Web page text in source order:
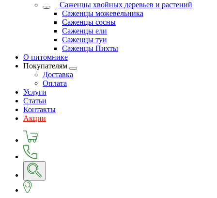
Саженцы хвойных деревьев и растений
Саженцы можевельника
Саженцы сосны
Саженцы ели
Саженцы туи
Саженцы Пихты
О питомнике
Покупателям
Доставка
Оплата
Услуги
Статьи
Контакты
Акции